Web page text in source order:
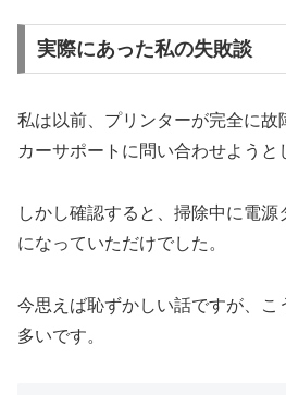
実際にあった私の失敗談
私は以前、プリンターが完全に故
カーサポートに問い合わせようと
しかし確認すると、掃除中に電
になっていただけでした。
今思えば恥ずかしい話ですが、こ
多いです。